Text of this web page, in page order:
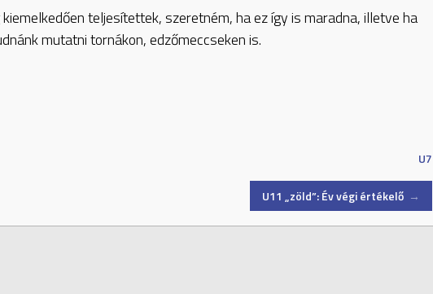
teljesítettek, szeretném, ha ez így is maradna, illetve ha
mutatni tornákon, edzőmeccseken is.
U7
U11 „zöld”: Év végi értékelő →